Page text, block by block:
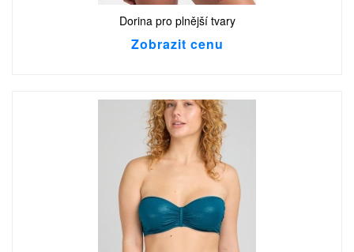
Dorina pro plnější tvary
Zobrazit cenu